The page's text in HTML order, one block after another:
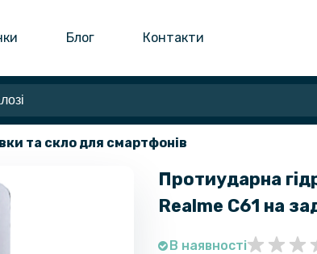
Блог Контакти
та скло для смартфонів
Протиударна
Realme C61​​​ на
В наявності